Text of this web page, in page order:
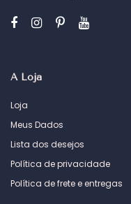
A Loja
Loja
Meus Dados
Lista dos desejos
Política de privacidade
Política de frete e entregas